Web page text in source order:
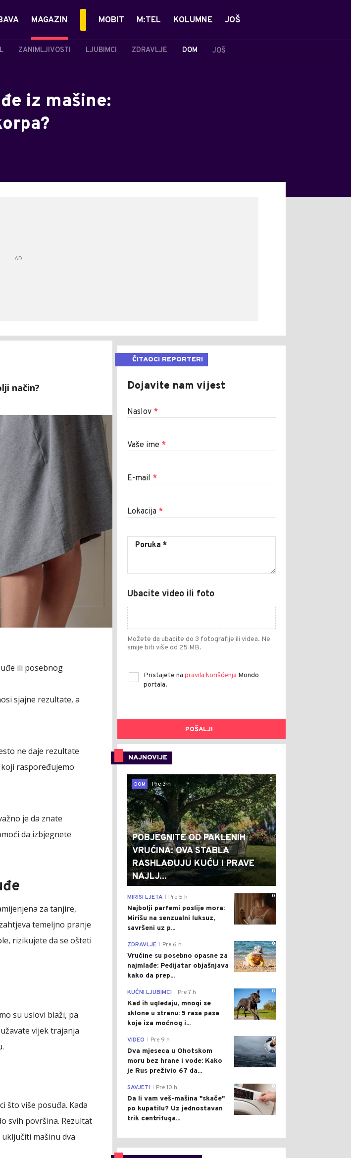
MAGAZIN
ZANIMLJIVOSTI LJUBIMCI ZDRAVLJE DOM JOŠ
MOBIT M:TEL KOLUMNE JOŠ
iz mašine:
način?
ili posebnog
sjajne rezultate, a
ne daje rezultate
koji raspoređujemo
je da znate
da izbjegnete
za tanjire,
temeljno pranje
rizikujete da se ošteti
su uslovi blaži, pa
vijek trajanja
što više posuđa. Kada
svih površina. Rezultat
mašinu dva
ČITAOCI REPORTERI
Dojavite nam vijest
Naslov *
Vaše ime *
E-mail *
Lokacija *
Ubacite video ili foto
Možete da ubacite do 3 fotografije ili videa. Ne
smije biti više od 25 MB.
Pristajete na pravila korišćenja Mondo
portala.
POŠALJI
NAJNOVIJE
0
DOM
Pre 3 h
POBJEGNITE OD PAKLENIH
VRUĆINA: OVA STABLA
RASHLAĐUJU KUĆU I PRAVE
NAJLJ...
0
MIRISI LJETA Pre 5 h
Najbolji parfemi poslije mora:
Mirišu na senzualni luksuz,
savršeni uz p...
0
ZDRAVLJE Pre 6 h
Vrućine su posebno opasne za
najmlađe: Pedijatar objašnjava
kako da prep...
0
KUĆNI LJUBIMCI Pre 7 h
Kad ih ugledaju, mnogi se
sklone u stranu: 5 rasa pasa
koje iza moćnog i...
0
VIDEO Pre 9 h
Dva mjeseca u Ohotskom
moru bez hrane i vode: Kako
je Rus preživio 67 da...
0
SAVJETI Pre 10 h
Da li vam veš-mašina "skače"
po kupatilu? Uz jednostavan
trik centrifuga...